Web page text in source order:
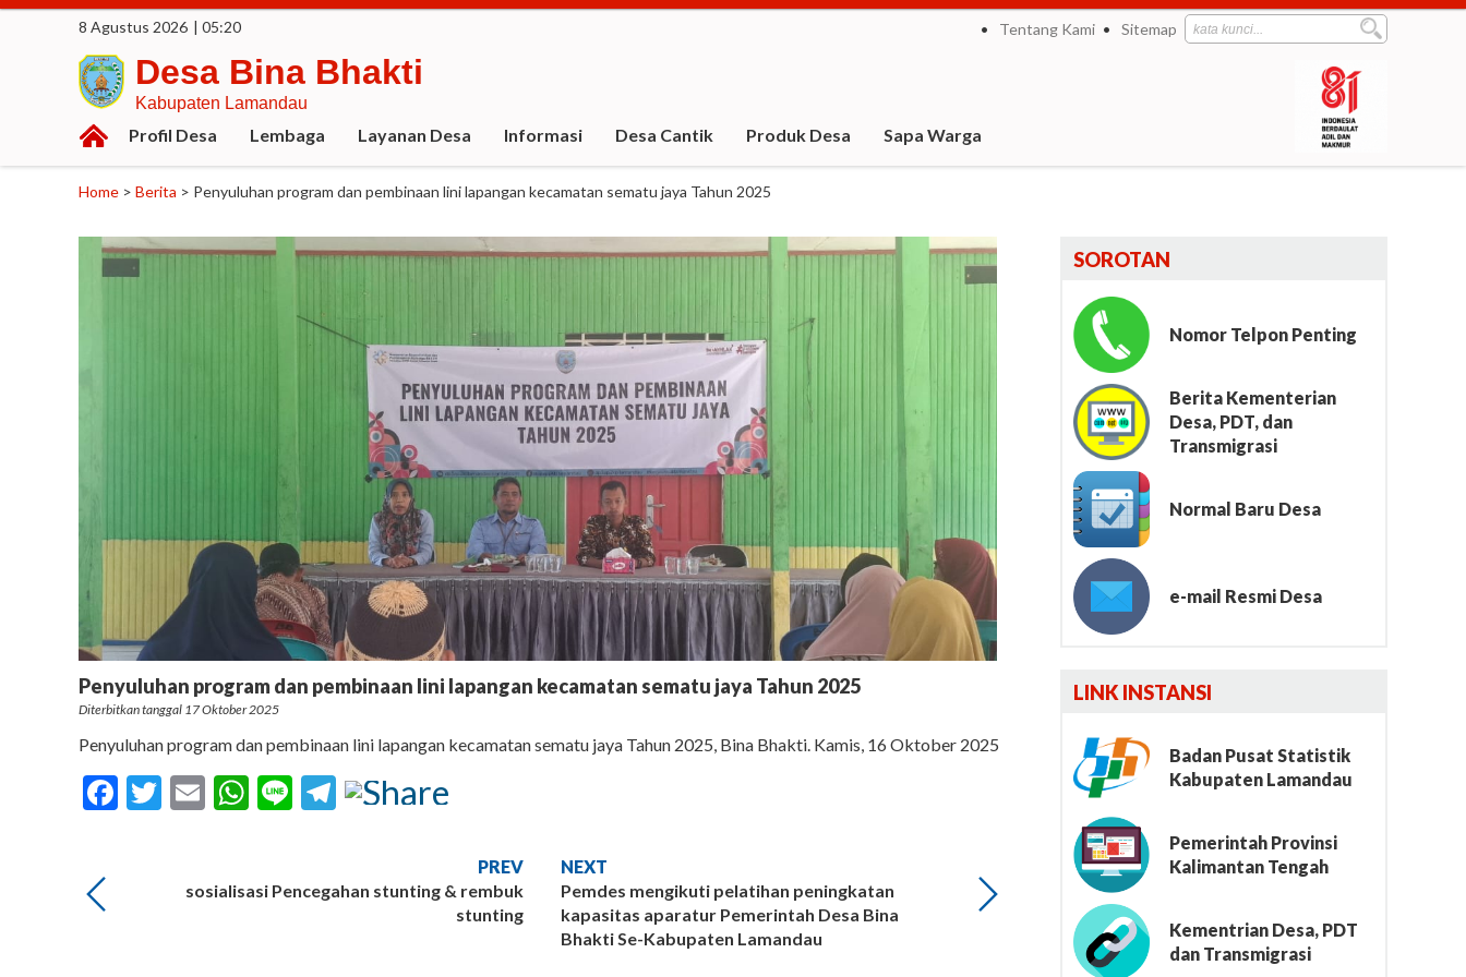
8 Agustus 2026 | 05:20 Tentang Kami Sitemap
Desa Bina Bhakti
Kabupaten Lamandau
Profil Desa Lembaga Layanan Desa Informasi Desa Cantik Produk Desa Sapa Warga
Home > Berita > Penyuluhan program dan pembinaan lini lapangan kecamatan sematu jaya Tahun 2025
Penyuluhan program dan pembinaan lini lapangan kecamatan sematu jaya Tahun 2025
Diterbitkan tanggal 17 Oktober 2025
Penyuluhan program dan pembinaan lini lapangan kecamatan sematu jaya Tahun 2025, Bina Bhakti. Kamis, 16 Oktober 2025
Facebook
Twitter
EmailWhatsApp
LineTelegram
PREV
sosialisasi Pencegahan stunting & rembuk
stunting
NEXT
Pemdes mengikuti pelatihan peningkatan
kapasitas aparatur Pemerintah Desa Bina
Bhakti Se-Kabupaten Lamandau
SOROTAN
Nomor Telpon Penting
Berita Kementerian
Desa, PDT, dan
Transmigrasi
Normal Baru Desa
e-mail Resmi Desa
Lumbung File
LINK INSTANSI
Badan Pusat Statistik
Kabupaten Lamandau
Pemerintah Provinsi
Kalimantan Tengah
Kementrian Desa, PDT
dan Transmigrasi